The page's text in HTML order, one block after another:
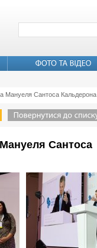
Мануеля Сантоса Кальдерона
Сантоса